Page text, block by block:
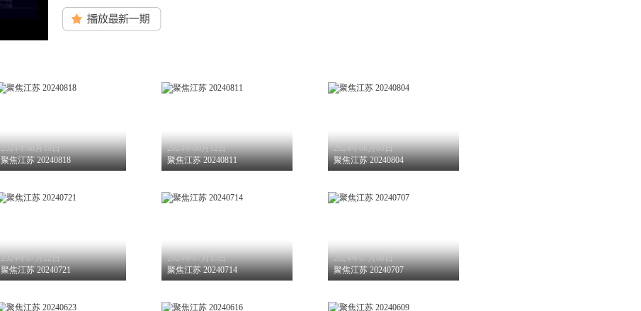
2024年08月19日
聚焦江苏 20240818
2024年08月12日
聚焦江苏 20240811
2024年08月05日
聚焦江苏 20240804
2024年07月22日
聚焦江苏 20240721
2024年07月15日
聚焦江苏 20240714
2024年07月08日
聚焦江苏 20240707